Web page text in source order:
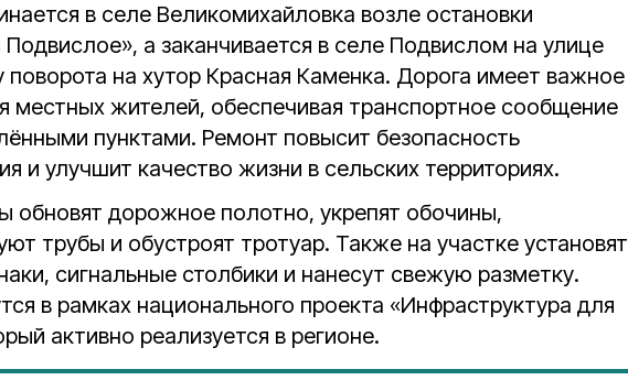
в селе Великомихайловка возле остановки
а заканчивается в селе Подвислом на улице
поворота на хутор Красная Каменка. Дорога имеет важное
местных жителей, обеспечивая транспортное сообщение
пунктами. Ремонт повысит безопасность
и улучшит качество жизни в сельских территориях.
обновят дорожное полотно, укрепят обочины,
трубы и обустроят тротуар. Также на участке установят
сигнальные столбики и нанесут свежую разметку.
в рамках национального проекта «Инфраструктура для
активно реализуется в регионе.